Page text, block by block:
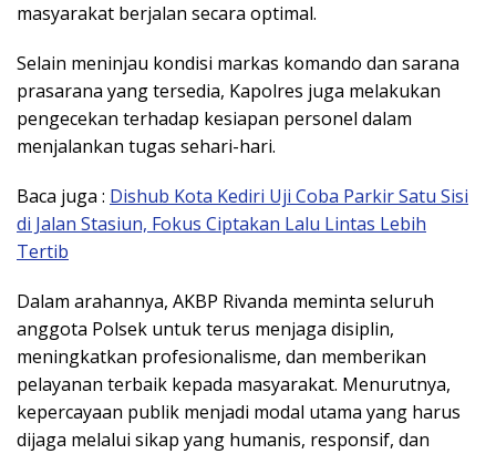
masyarakat berjalan secara optimal.
Selain meninjau kondisi markas komando dan sarana
prasarana yang tersedia, Kapolres juga melakukan
pengecekan terhadap kesiapan personel dalam
menjalankan tugas sehari-hari.
Baca juga : Dishub Kota Kediri Uji Coba Parkir Satu Sisi
di Jalan Stasiun, Fokus Ciptakan Lalu Lintas Lebih
Tertib
Dalam arahannya, AKBP Rivanda meminta seluruh
anggota Polsek untuk terus menjaga disiplin,
meningkatkan profesionalisme, dan memberikan
pelayanan terbaik kepada masyarakat. Menurutnya,
kepercayaan publik menjadi modal utama yang harus
dijaga melalui sikap yang humanis, responsif, dan